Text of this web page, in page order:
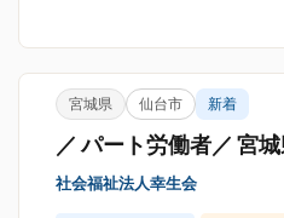
宮城県 仙台市 新着
／ パート労働者／ 宮
社会福祉法人幸生会